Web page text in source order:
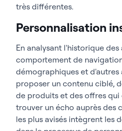
très différentes.
Personnalisation
En analysant l'historique
comportement de
démographiques et d'autres
proposer un contenu ciblé,
de produits et des offres
trouver un écho auprès des
les plus avisés intègrent les